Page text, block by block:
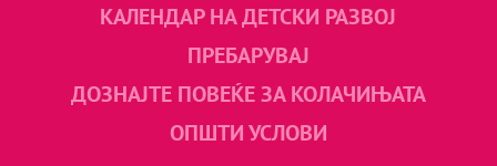
КАЛЕНДАР НА ДЕТСКИ РАЗВОЈ
ПРЕБАРУВАЈ
ДОЗНАЈТЕ ПОВЕЌЕ ЗА КОЛАЧИЊАТА
ОПШТИ УСЛОВИ